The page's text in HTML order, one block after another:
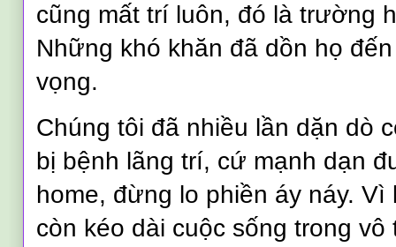
cũng mất trí luôn, đó là trường
Những khó khăn đã dồn họ
vọng.
Chúng tôi đã nhiều lần dặn dò
bị bệnh lãng trí, cứ mạnh dạn
home, đừng lo phiền áy náy. Vì
còn kéo dài cuộc sống trong